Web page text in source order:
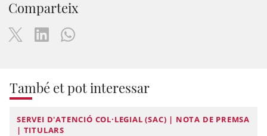
Comparteix
També et pot interessar
SERVEI D'ATENCIÓ COL·LEGIAL (SAC) | NOTA DE PREMSA
| TITULARS